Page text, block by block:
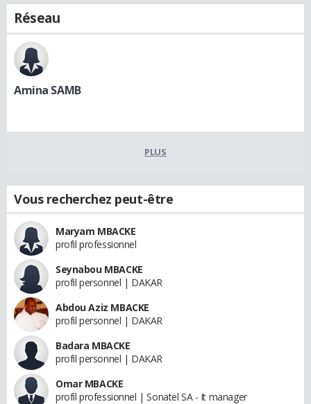
Réseau
Amina SAMB
PLUS
Vous recherchez peut-être
Maryam MBACKE
profil professionnel
Seynabou MBACKE
profil personnel | DAKAR
Abdou Aziz MBACKE
profil personnel | DAKAR
Badara MBACKE
profil personnel | DAKAR
Omar MBACKE
profil professionnel | Sonatel SA - It manager